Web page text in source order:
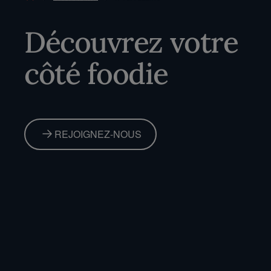
Découvrez votre
côté foodie
REJOIGNEZ-NOUS